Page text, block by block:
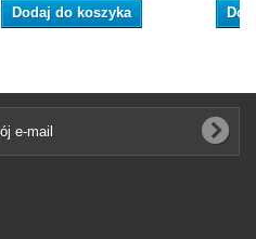
Dodaj do koszyka